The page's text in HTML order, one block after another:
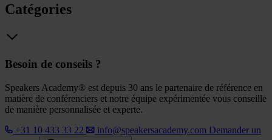
Catégories
Besoin de conseils ?
Speakers Academy® est depuis 30 ans le partenaire de référence en
matière de conférenciers et notre équipe expérimentée vous conseille
de manière personnalisée et experte.
+31 10 433 33 22
info@speakersacademy.com Demander un